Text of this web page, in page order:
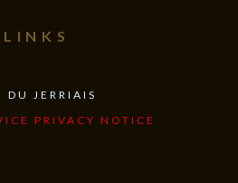
LINKS
DU JERRIAIS
PRIVACY NOTICE